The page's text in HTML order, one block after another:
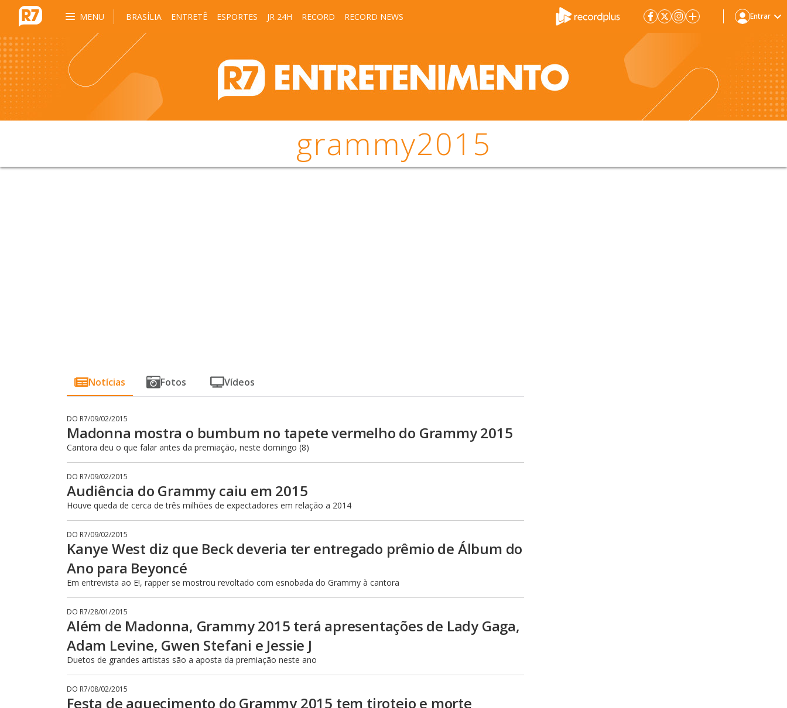
MENU BRASÍLIA ENTRETÊ ESPORTES JR 24H RECORD RECORD NEWS Entrar
grammy2015
Notícias Fotos Vídeos
DO R7/09/02/2015
Madonna mostra o bumbum no tapete vermelho do Grammy 2015
Cantora deu o que falar antes da premiação, neste domingo (8)
DO R7/09/02/2015
Audiência do Grammy caiu em 2015
Houve queda de cerca de três milhões de expectadores em relação a 2014
DO R7/09/02/2015
Kanye West diz que Beck deveria ter entregado prêmio de Álbum do
Ano para Beyoncé
Em entrevista ao E!, rapper se mostrou revoltado com esnobada do Grammy à cantora
DO R7/28/01/2015
Além de Madonna, Grammy 2015 terá apresentações de Lady Gaga,
Adam Levine, Gwen Stefani e Jessie J
Duetos de grandes artistas são a aposta da premiação neste ano
DO R7/08/02/2015
Festa de aquecimento do Grammy 2015 tem tiroteio e morte